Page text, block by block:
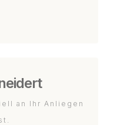
an Ihr Anliegen